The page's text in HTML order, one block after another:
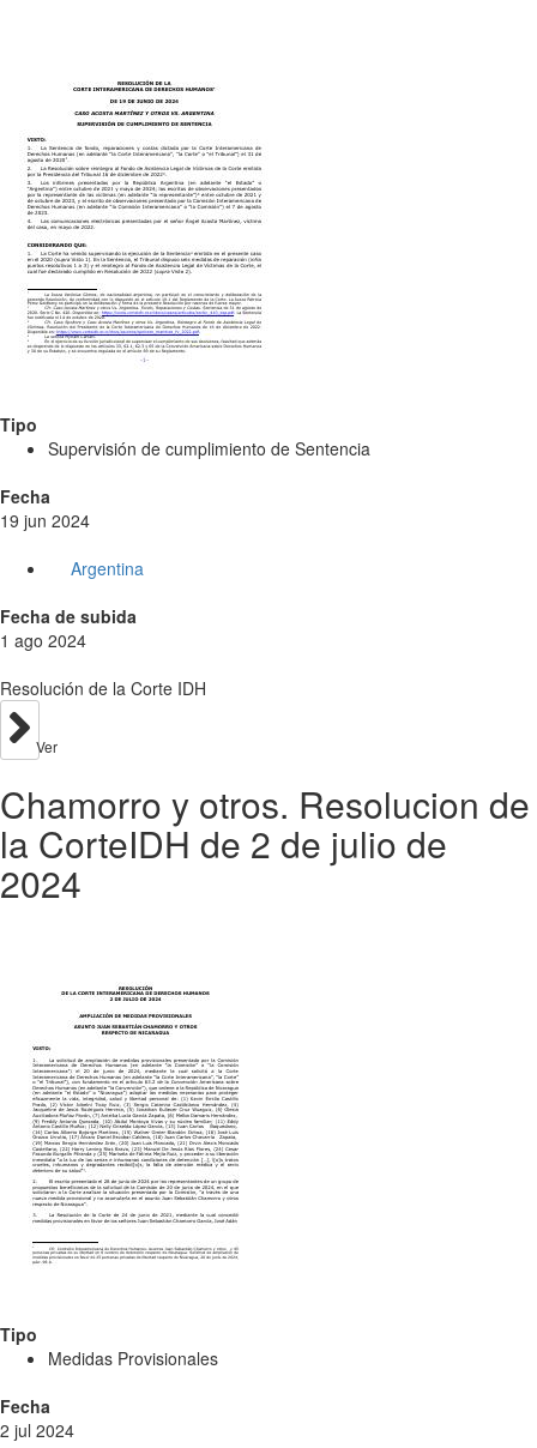
Tipo
Supervisión de cumplimiento de Sentencia
Fecha
19 jun 2024
Argentina
Fecha de subida
1 ago 2024
Resolución de la Corte IDH
Ver
Chamorro y otros. Resolucion de
la CorteIDH de 2 de julio de
2024
Tipo
Medidas Provisionales
Fecha
2 jul 2024